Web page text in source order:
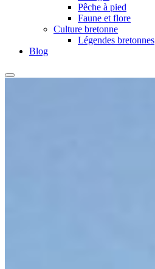
Pêche à pied
Faune et flore
Culture bretonne
Légendes bretonnes
Blog